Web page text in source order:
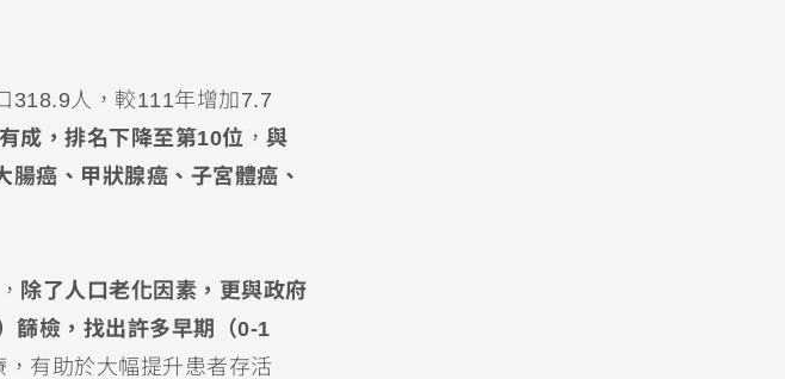
318.9人，較111年增加7.7
成，排名下降至第10位 ， 與
腸癌、甲狀腺癌、子宮體癌、
， 除了人口老化因素，更與政府
篩檢，找出許多早期（0-1
有助於大幅提升患者存活